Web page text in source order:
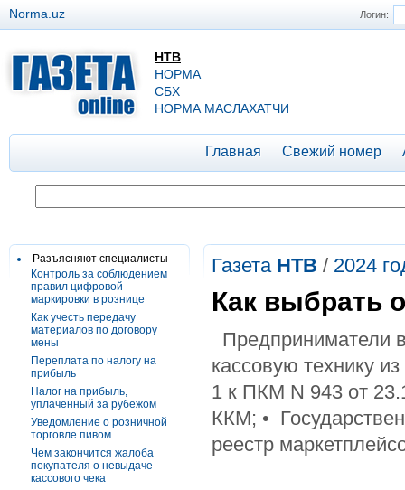
Логин:
Norma.uz
НТВ
НОРМА
СБХ
НОРМА МАСЛАХАТЧИ
Главная Свежий номер
Разъясняют специалисты
Контроль за соблюдением
правил цифровой
маркировки в рознице
Как учесть передачу
материалов по договору
мены
Переплата по налогу на
прибыль
Налог на прибыль,
уплаченный за рубежом
Уведомление о розничной
торговле пивом
Чем закончится жалоба
покупателя о невыдаче
кассового чека
Газета НТВ / 2024
Как выбрать
Предприниматели
кассовую технику
1 к ПКМ N 943 от
ККМ; •
реестр